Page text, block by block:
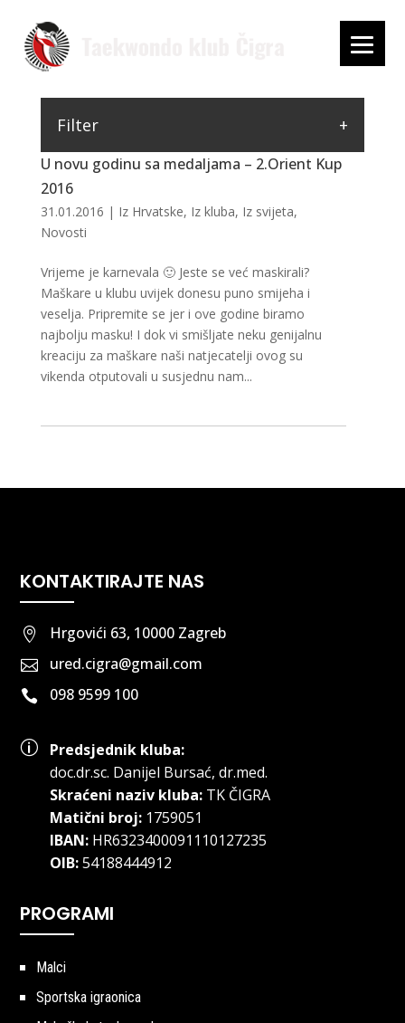
U novu godinu sa medaljama – 2.Orient Kup
2016
31.01.2016 | Iz Hrvatske, Iz kluba, Iz svijeta,
Novosti
Vrijeme je karnevala 🙂 Jeste se već maskirali?
Maškare u klubu uvijek donesu puno smijeha i
veselja. Pripremite se jer i ove godine biramo
najbolju masku! I dok vi smišljate neku genijalnu
kreaciju za maškare naši natjecatelji ovog su
vikenda otputovali u susjednu nam...
Filter
KONTAKTIRAJTE NAS
 Hrgovići 63, 10000 Zagreb
 ured.cigra@gmail.com
 098 9599 100
p
Predsjednik kluba:
doc.dr.sc. Danijel Bursać, dr.med.
Skraćeni naziv kluba:TK ČIGRA
Matični broj:1759051
IBAN:HR6323400091110127235
OIB:54188444912
PROGRAMI
Malci
Sportska igraonica